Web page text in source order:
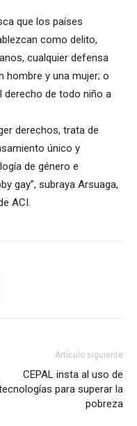
que los países
como delito,
cualquier defensa
hombre y una mujer; o
derecho de todo niño a
derechos, trata de
único y
de género e
gay”, subraya Arsuaga,
ACI.
Artículo siguiente
CEPAL insta al uso de
para superar la
pobreza